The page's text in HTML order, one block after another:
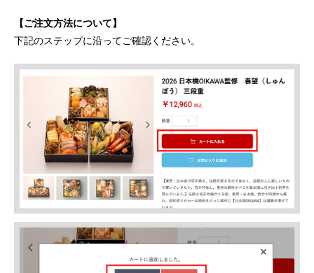
【ご注文方法について】
下記のステップに沿ってご確認ください。